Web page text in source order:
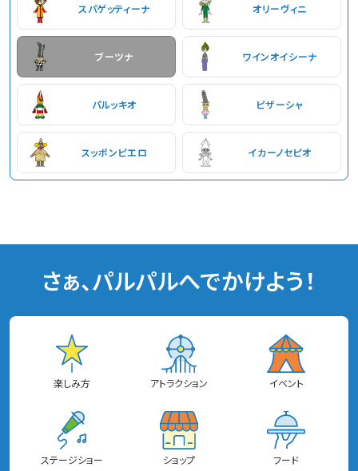
スパゲッティーナ オリーヴィニ
ブーツナ ワインオイシーナ
パルッキオ ピザーシャ
スッポンピエロ イカーノセピオ
さぁ、パルパルへでかけよう！
楽しみ方 アトラクション イベント
ステージショー ショップ フード